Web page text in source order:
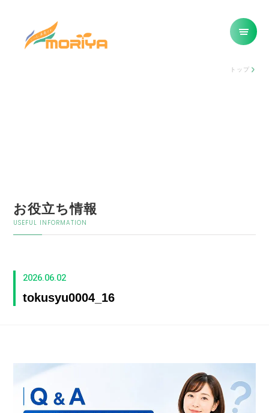
トップ
お役立ち情報
USEFUL INFORMATION
2026.06.02
tokusyu0004_16